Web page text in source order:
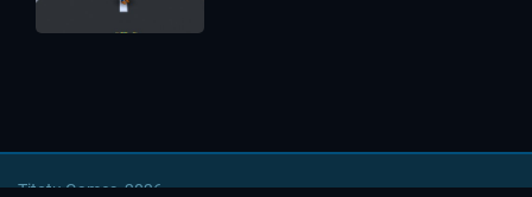
Titotu Games, 2026